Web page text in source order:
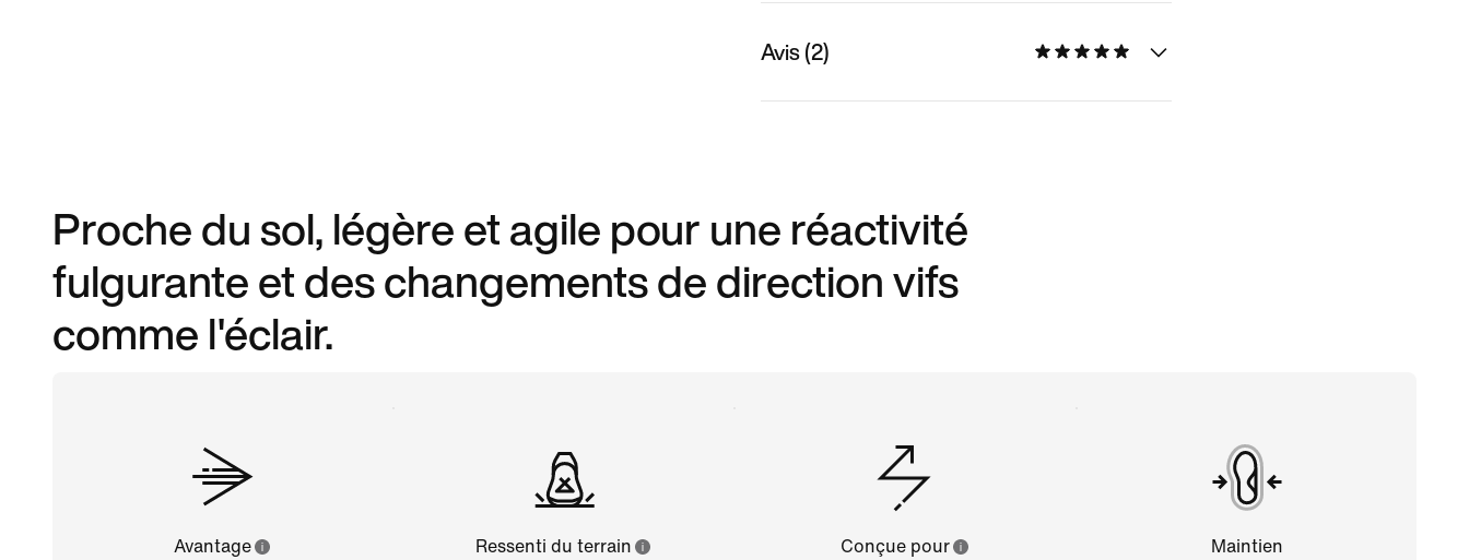
Avis (2)
Proche du sol, légère et agile pour une réactivité
fulgurante et des changements de direction vifs
comme l'éclair.
Avantage Ressenti du terrain Conçue pour Maintien